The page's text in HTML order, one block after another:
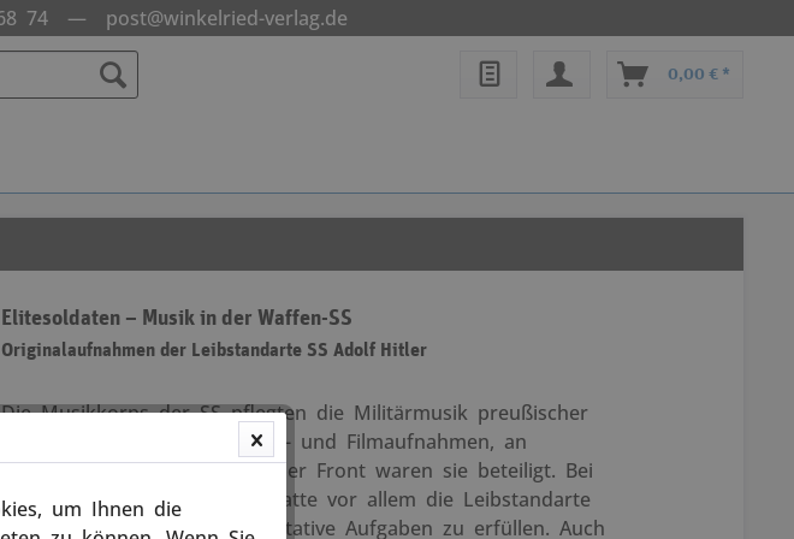
68 74 — post@winkelried-verlag.de
0,00 € *
Elitesoldaten – Musik in der Waffen-SS
Originalaufnahmen der Leibstandarte SS Adolf Hitler
Die Musikkorps der SS pflegten die Militärmusik preußischer
Tradition. An vielen Rundfunk- und Filmaufnahmen, an
Konzerten im Reich und an der Front waren sie beteiligt. Bei
offiziellen Staatsempfängen hatte vor allem die Leibstandarte
mit ihrem Musikzug repräsentative Aufgaben zu erfüllen. Auch
um Ihnen die